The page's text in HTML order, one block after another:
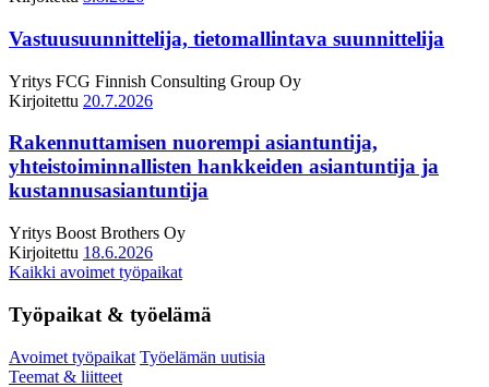
Vastuusuunnittelija, tietomallintava suunnittelija
Yritys FCG Finnish Consulting Group Oy
Kirjoitettu 20.7.2026
Rakennuttamisen nuorempi asiantuntija,
yhteistoiminnallisten hankkeiden asiantuntija ja
kustannusasiantuntija
Yritys Boost Brothers Oy
Kirjoitettu 18.6.2026
Kaikki avoimet työpaikat
Työpaikat & työelämä
Avoimet työpaikat Työelämän uutisia
Teemat & liitteet